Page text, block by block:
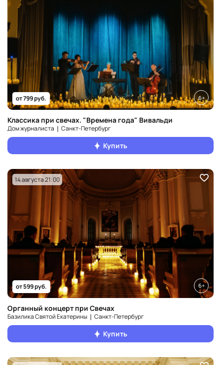
от 799 руб. 6+
Классика при свечах. "Времена года" Вивальди
Дом журналиста ❘ Санкт‑Петербург
Купить
14 августа 21:00
от 599 руб. 6+
Органный концерт при Свечах
Базилика Святой Екатерины ❘ Санкт‑Петербург
Купить